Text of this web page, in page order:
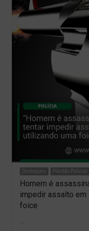
Destaques Plantão Policial
Homem é
impedir assalto em
foice